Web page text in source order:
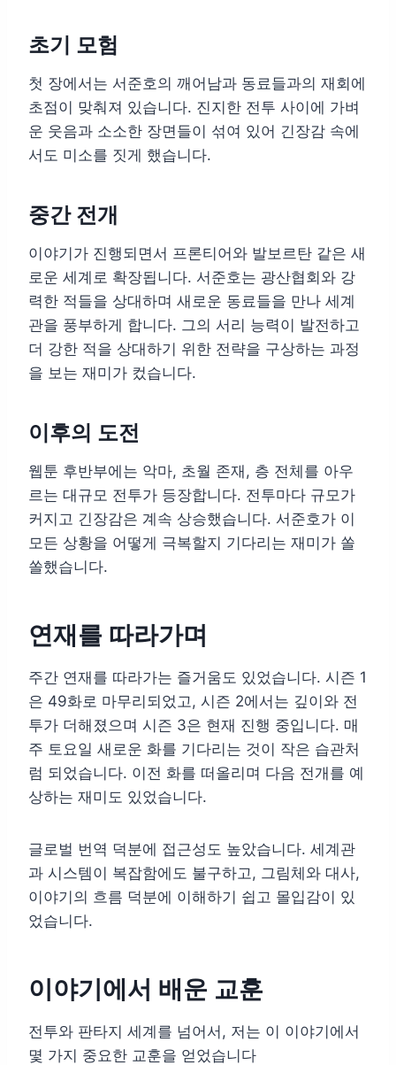
초기 모험
첫 장에서는 서준호의 깨어남과 동료들과의 재회에
초점이 맞춰져 있습니다. 진지한 전투 사이에 가벼
운 웃음과 소소한 장면들이 섞여 있어 긴장감 속에
서도 미소를 짓게 했습니다.
중간 전개
이야기가 진행되면서 프론티어와 발보르탄 같은 새
로운 세계로 확장됩니다. 서준호는 광산협회와 강
력한 적들을 상대하며 새로운 동료들을 만나 세계
관을 풍부하게 합니다. 그의 서리 능력이 발전하고
더 강한 적을 상대하기 위한 전략을 구상하는 과정
을 보는 재미가 컸습니다.
이후의 도전
웹툰 후반부에는 악마, 초월 존재, 층 전체를 아우
르는 대규모 전투가 등장합니다. 전투마다 규모가
커지고 긴장감은 계속 상승했습니다. 서준호가 이
모든 상황을 어떻게 극복할지 기다리는 재미가 쏠
쏠했습니다.
연재를 따라가며
주간 연재를 따라가는 즐거움도 있었습니다. 시즌 1
은 49화로 마무리되었고, 시즌 2에서는 깊이와 전
투가 더해졌으며 시즌 3은 현재 진행 중입니다. 매
주 토요일 새로운 화를 기다리는 것이 작은 습관처
럼 되었습니다. 이전 화를 떠올리며 다음 전개를 예
상하는 재미도 있었습니다.
글로벌 번역 덕분에 접근성도 높았습니다. 세계관
과 시스템이 복잡함에도 불구하고, 그림체와 대사,
이야기의 흐름 덕분에 이해하기 쉽고 몰입감이 있
었습니다.
이야기에서 배운 교훈
전투와 판타지 세계를 넘어서, 저는 이 이야기에서
몇 가지 중요한 교훈을 얻었습니다